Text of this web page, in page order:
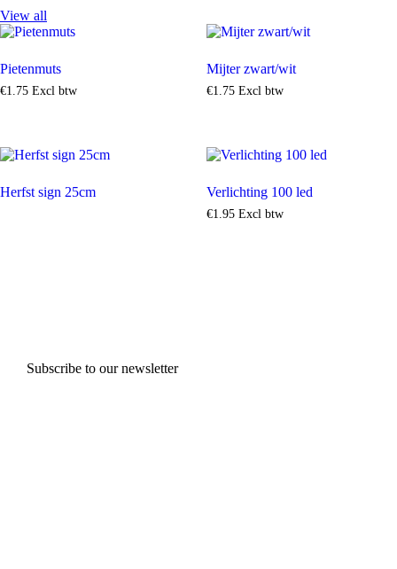
View all
Pietenmuts
€1.75 Excl btw
Mijter zwart/wit
€1.75 Excl btw
Herfst sign 25cm Verlichting 100 led
€1 95 Excl btw
Subscribe to our newsletter